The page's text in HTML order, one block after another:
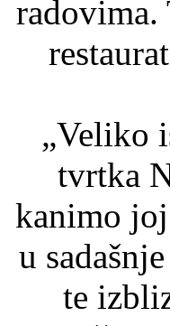
radovima.
„Veliko
tvrtka
kanimo
u
te